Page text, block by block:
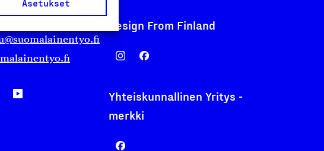
Asetukset
Design From Finland
Yhteiskunnallinen Yritys -
merkki